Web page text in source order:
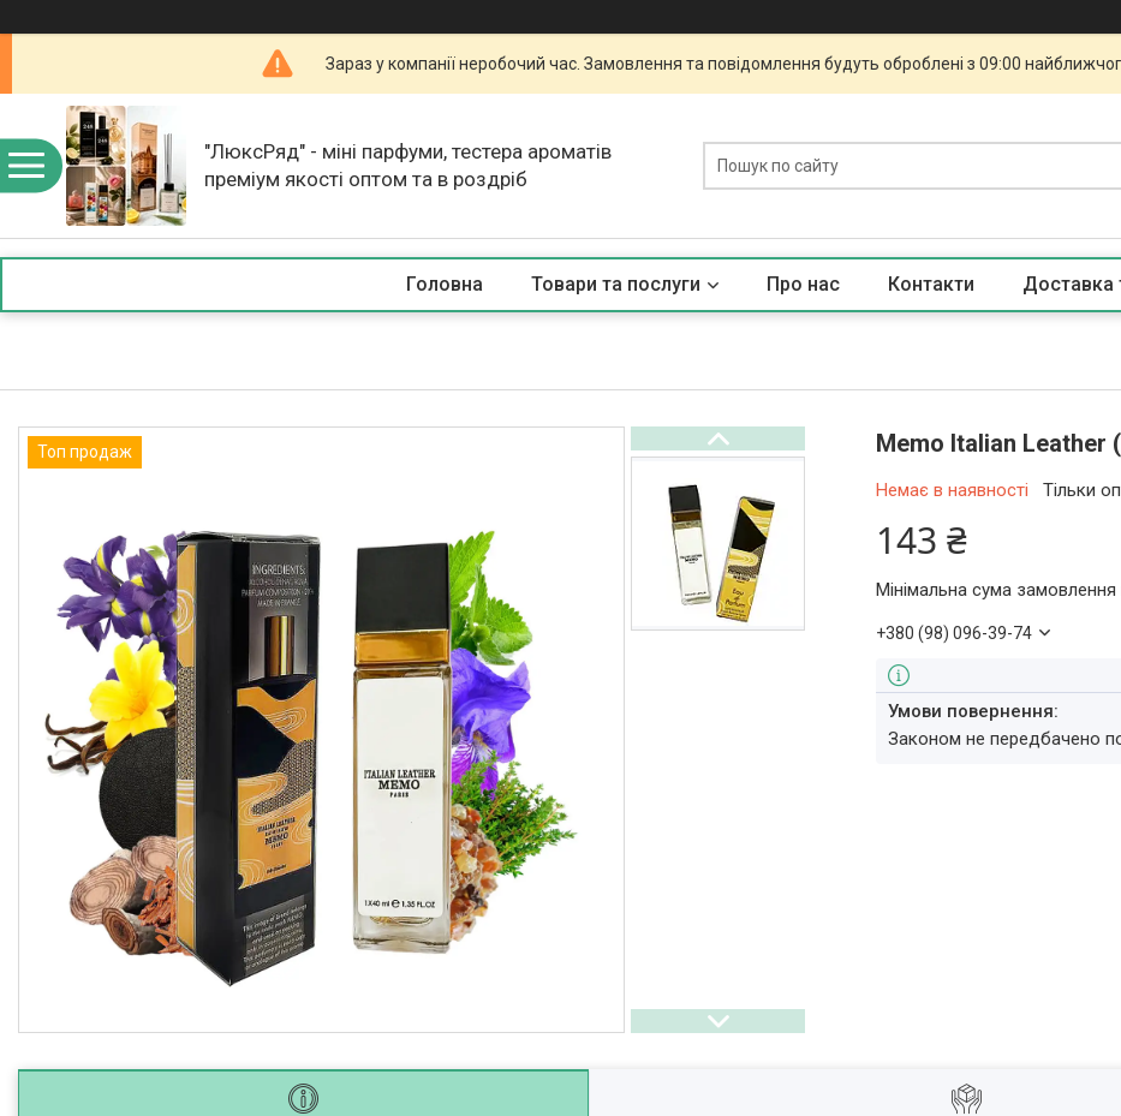
Зараз у компанії неробочий час. Замовлення та повідомлення будуть оброблені з 09:00
"ЛюксРяд" - міні парфуми, тестера ароматів
преміум якості оптом та в роздріб
Головна Товари та послуги Про нас Контакти Доставка
Топ продаж Memo Italian Leather
Немає в наявності Тільки
143 ₴
Мінімальна сума
+380 (98) 096-39-74
Законом не передбачено